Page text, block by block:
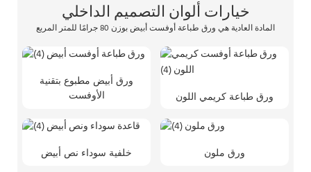
خيارات ألوان التصميم الداخلي
المادة العادية هي ورق طباعة أوفست أبيض بوزن 80 جرامًا للمتر المربع
ورق أبيض مطبوع بتقنية
الأوفست
ورق طباعة كريمي اللون
خلفية سوداء نص أبيض ورق ملون